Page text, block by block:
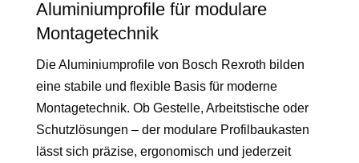
Aluminiumprofile für modulare
Montagetechnik
Die Aluminiumprofile von Bosch Rexroth bilden
eine stabile und flexible Basis für moderne
Montagetechnik. Ob Gestelle, Arbeitstische oder
Schutzlösungen – der modulare Profilbaukasten
lässt sich präzise, ergonomisch und jederzeit